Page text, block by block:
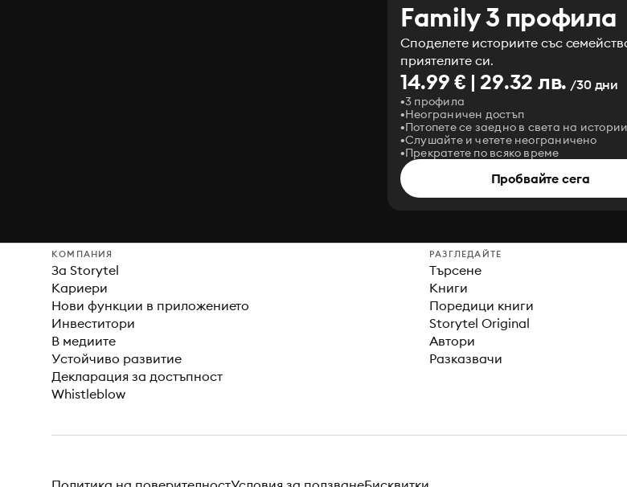
Family 3 профила
Споделете историите със
приятелите си.
14.99 € | 29.32 лв. /30 дни
3 профила
Неограничен достъп
Потопете се заедно в света на
Слушайте и четете неограничено
Прекратете по всяко време
Пробвайте сега
КОМПАНИЯ
За Storytel
Кариери
Нови функции в приложението
Инвеститори
В медиите
Устойчиво развитие
Декларация за достъпност
Whistleblow
РАЗГЛЕДАЙТЕ
Търсене
Книги
Поредици книги
Storytel Original
Автори
Разказвачи